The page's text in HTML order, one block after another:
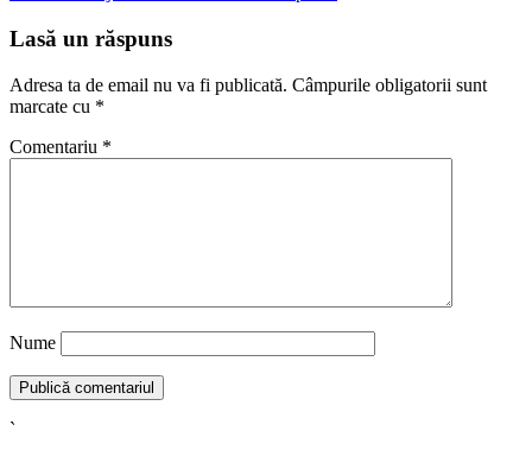
Lasă un răspuns
Adresa ta de email nu va fi publicată. Câmpurile obligatorii sunt
marcate cu *
Comentariu *
Nume
`